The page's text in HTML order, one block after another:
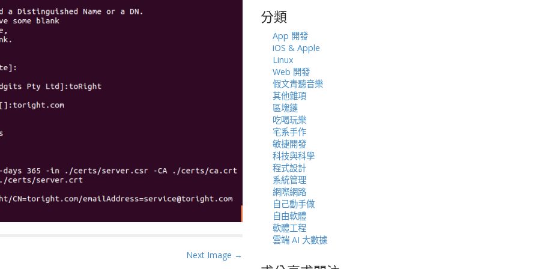
Next Image →
字:
分類
App 開發
iOS & Apple
Linux
Web 開發
假文青聽音樂
其他雜項
區塊鏈
吃喝玩樂
宅系手作
敏捷開發
科技與科學
程式設計
系統管理
網際網路
自己動手做
自由軟體
軟體工程
雲端 AI 大數據